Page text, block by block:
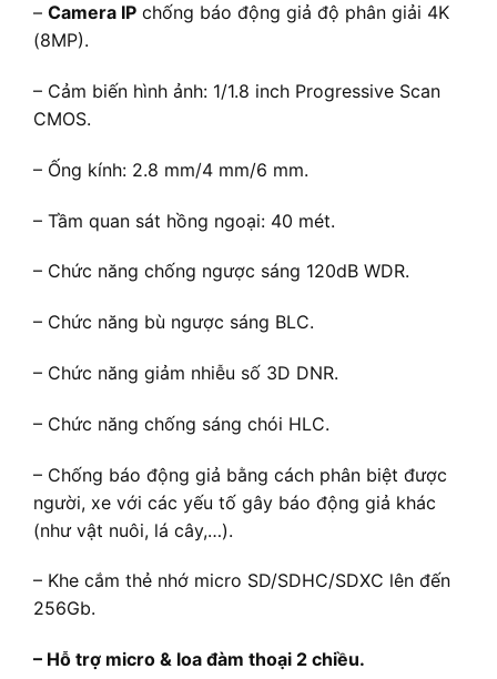
– Camera IP chống báo động giả độ phân giải 4K
(8MP).
– Cảm biến hình ảnh: 1/1.8 inch Progressive Scan
CMOS.
– Ống kính: 2.8 mm/4 mm/6 mm.
– Tầm quan sát hồng ngoại: 40 mét.
– Chức năng chống ngược sáng 120dB WDR.
– Chức năng bù ngược sáng BLC.
– Chức năng giảm nhiễu số 3D DNR.
– Chức năng chống sáng chói HLC.
– Chống báo động giả bằng cách phân biệt được
người, xe với các yếu tố gây báo động giả khác
(như vật nuôi, lá cây,…).
– Khe cắm thẻ nhớ micro SD/SDHC/SDXC lên đến
256Gb.
– Hỗ trợ micro & loa đàm thoại 2 chiều.